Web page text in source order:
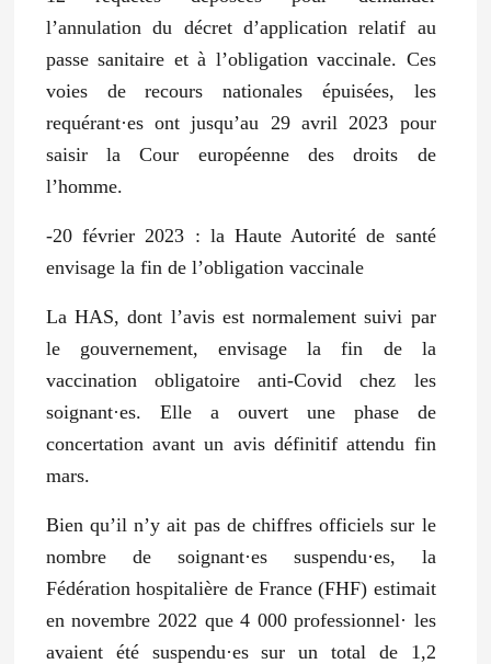
l’annulation du décret d’application relatif au
passe sanitaire et à l’obligation vaccinale. Ces
voies de recours nationales épuisées, les
requérant·es ont jusqu’au 29 avril 2023 pour
saisir la Cour européenne des droits de
l’homme.
-20 février 2023 : la Haute Autorité de santé
envisage la fin de l’obligation vaccinale
La HAS, dont l’avis est normalement suivi par
le gouvernement, envisage la fin de la
vaccination obligatoire anti-Covid chez les
soignant·es. Elle a ouvert une phase de
concertation avant un avis définitif attendu fin
mars.
Bien qu’il n’y ait pas de chiffres officiels sur le
nombre de soignant·es suspendu·es, la
Fédération hospitalière de France (FHF) estimait
en novembre 2022 que 4 000 professionnel· les
avaient été suspendu·es sur un total de 1,2